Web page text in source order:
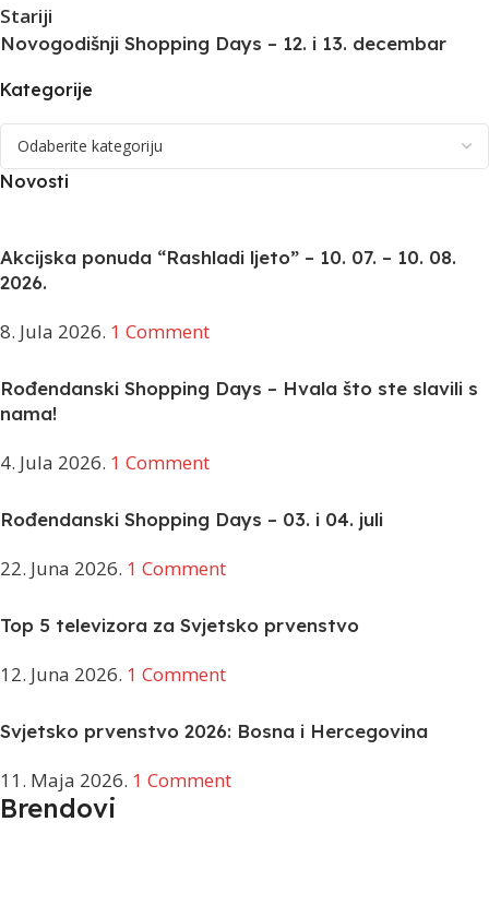
Stariji
Novogodišnji Shopping Days – 12. i 13. decembar
Kategorije
Novosti
Akcijska ponuda “Rashladi ljeto” – 10. 07. – 10. 08.
2026.
8. Jula 2026. 1 Comment
Rođendanski Shopping Days – Hvala što ste slavili s
nama!
4. Jula 2026. 1 Comment
Rođendanski Shopping Days – 03. i 04. juli
22. Juna 2026. 1 Comment
Top 5 televizora za Svjetsko prvenstvo
12. Juna 2026. 1 Comment
Svjetsko prvenstvo 2026: Bosna i Hercegovina
11. Maja 2026. 1 Comment
Brendovi